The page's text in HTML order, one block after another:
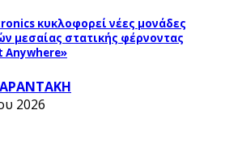
κυκλοφορεί νέες μονάδες
μεσαίας στατικής φέρνοντας
2026